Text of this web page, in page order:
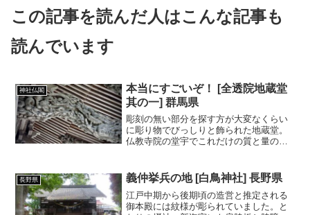
この記事を読んだ人はこんな記事も
読んでいます
神社仏閣
本当にすごいぞ！ [全透院地蔵堂
其の一] 群馬県
彫刻の無い部分を探す方が大変なくらい
に彫り物でびっしりと飾られた地蔵堂。
仏教寺院の堂宇でこれだけの質と量の彫
長野県 義仲挙兵の地 [白鳥神社] 長野県
江戸中期から後期頃の造営と推定される
御本殿には紋様が彫られていました。と